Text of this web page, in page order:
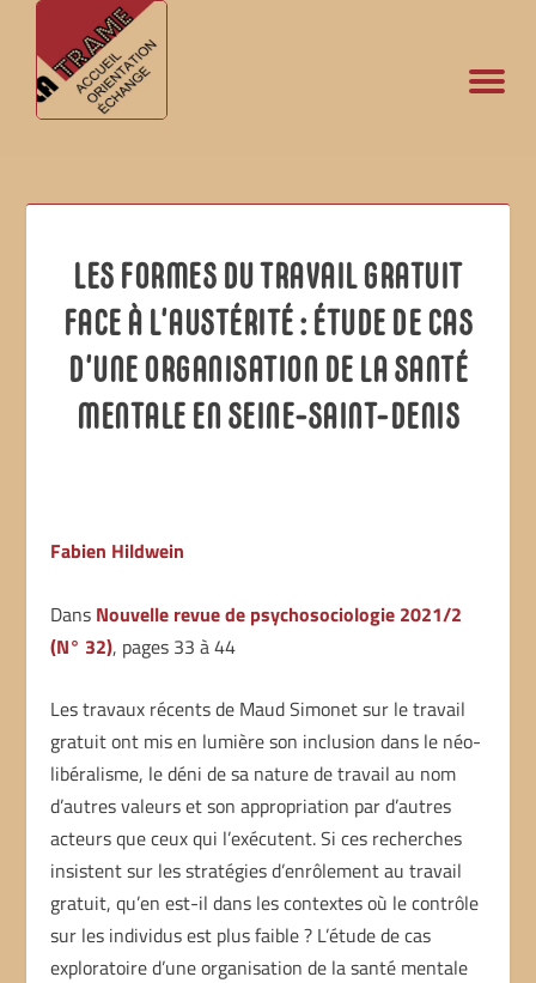
LES FORMES DU TRAVAIL GRATUIT
FACE À L’AUSTÉRITÉ : ÉTUDE DE CAS
D’UNE ORGANISATION DE LA SANTÉ
MENTALE EN SEINE-SAINT-DENIS
Fabien Hildwein
Dans Nouvelle revue de psychosociologie 2021/2
(N° 32), pages 33 à 44
Les travaux récents de Maud Simonet sur le travail
gratuit ont mis en lumière son inclusion dans le néo-
libéralisme, le déni de sa nature de travail au nom
d’autres valeurs et son appropriation par d’autres
acteurs que ceux qui l’exécutent. Si ces recherches
insistent sur les stratégies d’enrôlement au travail
gratuit, qu’en est-il dans les contextes où le contrôle
sur les individus est plus faible ? L’étude de cas
exploratoire d’une organisation de la santé mentale